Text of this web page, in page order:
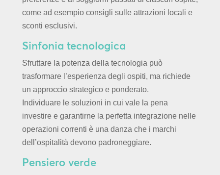
come ad esempio consigli sulle attrazioni locali e
sconti esclusivi.
Sinfonia tecnologica
Sfruttare la potenza della tecnologia può
trasformare l’esperienza degli ospiti, ma richiede
un approccio strategico e ponderato.
Individuare le soluzioni in cui vale la pena
investire e garantirne la perfetta integrazione nelle
operazioni correnti è una danza che i marchi
dell’ospitalità devono padroneggiare.
Pensiero verde